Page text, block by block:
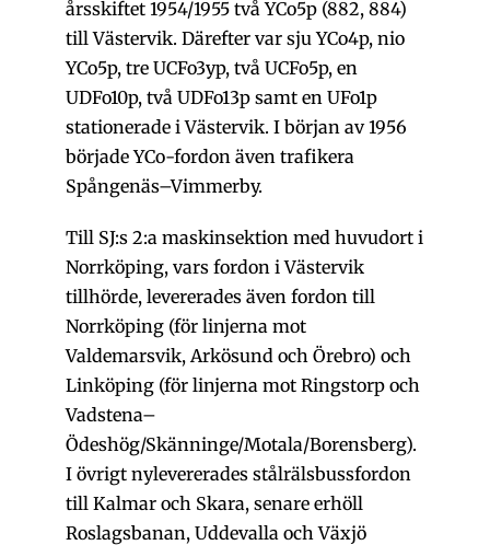
årsskiftet 1954/1955 två YCo5p (882, 884)
till Västervik. Därefter var sju YCo4p, nio
YCo5p, tre UCFo3yp, två UCFo5p, en
UDFo10p, två UDFo13p samt en UFo1p
stationerade i Västervik. I början av 1956
började YCo-fordon även trafikera
Spångenäs–Vimmerby.
Till SJ:s 2:a maskinsektion med huvudort i
Norrköping, vars fordon i Västervik
tillhörde, levererades även fordon till
Norrköping (för linjerna mot
Valdemarsvik, Arkösund och Örebro) och
Linköping (för linjerna mot Ringstorp och
Vadstena–
Ödeshög/Skänninge/Motala/Borensberg).
I övrigt nylevererades stålrälsbussfordon
till Kalmar och Skara, senare erhöll
Roslagsbanan, Uddevalla och Växjö